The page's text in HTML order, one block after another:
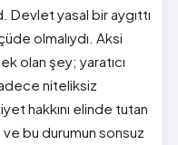
Devlet yasal bir aygıttı
olmalıydı. Aksi
olan şey; yaratıcı
niteliksiz
hakkını elinde tutan
bu durumun sonsuz